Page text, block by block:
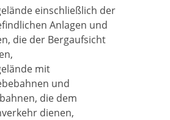
einschließlich der
Anlagen und
die der Bergaufsicht
mit
und
die dem
dienen,